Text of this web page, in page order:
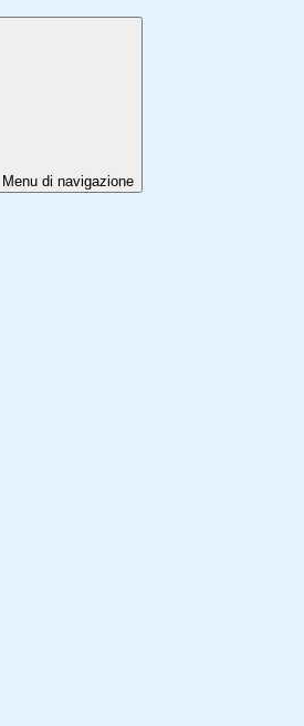
Menu di navigazione